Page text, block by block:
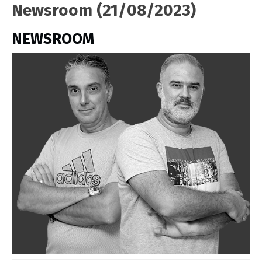
Newsroom (21/08/2023)
NEWSROOM